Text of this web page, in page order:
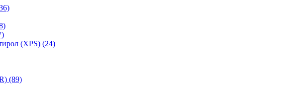
(XPS) (24)
(89)